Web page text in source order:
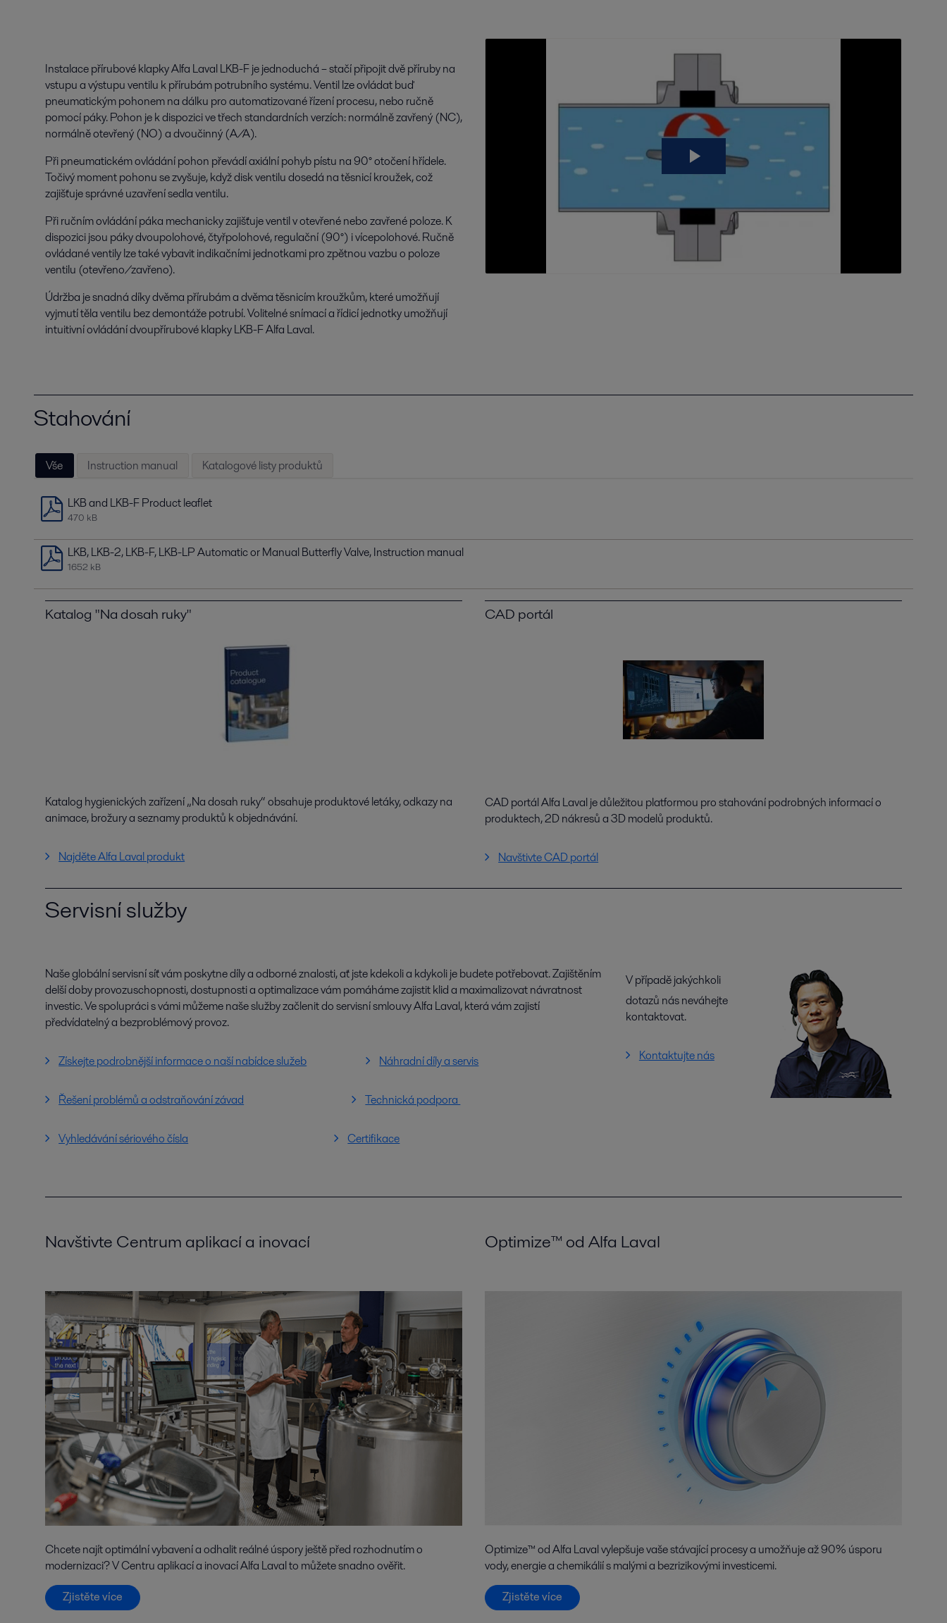
Instalace přírubové klapky Alfa Laval LKB-F je jednoduchá – stačí připojit dvě příruby na
vstupu a výstupu ventilu k přírubám potrubního systému. Ventil lze ovládat buď
pneumatickým pohonem na dálku pro automatizované řízení procesu, nebo ručně
pomocí páky. Pohon je k dispozici ve třech standardních verzích: normálně zavřený (NC),
normálně otevřený (NO) a dvoučinný (A/A).
Při pneumatickém ovládání pohon převádí axiální pohyb pístu na 90° otočení hřídele.
Točivý moment pohonu se zvyšuje, když disk ventilu dosedá na těsnicí kroužek, což
zajišťuje správné uzavření sedla ventilu.
Při ručním ovládání páka mechanicky zajišťuje ventil v otevřené nebo zavřené poloze. K
dispozici jsou páky dvoupolohové, čtyřpolohové, regulační (90°) i vícepolohové. Ručně
ovládané ventily lze také vybavit indikačními jednotkami pro zpětnou vazbu o poloze
ventilu (otevřeno/zavřeno).
Údržba je snadná díky dvěma přírubám a dvěma těsnicím kroužkům, které umožňují
vyjmutí těla ventilu bez demontáže potrubí. Volitelné snímací a řídicí jednotky umožňují
intuitivní ovládání dvoupřírubové klapky LKB-F Alfa Laval.
Stahování
Vše Instruction manual Katalogové listy produktů
LKB and LKB-F Product leaflet
470 kB
LKB, LKB-2, LKB-F, LKB-LP Automatic or Manual Butterfly Valve, Instruction manual
1652 kB
Katalog "Na dosah ruky"
Katalog hygienických zařízení „Na dosah ruky“ obsahuje produktové letáky, odkazy na
animace, brožury a seznamy produktů k objednávání.
Najděte Alfa Laval produkt
CAD portál
CAD portál Alfa Laval je důležitou platformou pro stahování podrobných informací o
produktech, 2D nákresů a 3D modelů produktů.
Navštivte CAD portál
Servisní služby
Naše globální servisní síť vám poskytne díly a odborné znalosti, ať jste kdekoli a kdykoli je budete potřebovat. Zajištěním
delší doby provozuschopnosti, dostupnosti a optimalizace vám pomáháme zajistit klid a maximalizovat návratnost
investic. Ve spolupráci s vámi můžeme naše služby začlenit do servisní smlouvy Alfa Laval, která vám zajistí
předvídatelný a bezproblémový provoz.
Získejte podrobnější informace o naší nabídce služeb Náhradní díly a servis
Řešení problémů a odstraňování závad Technická podpora
Vyhledávání sériového čísla Certifikace
V případě jakýchkoli
dotazů nás neváhejte
kontaktovat.
Kontaktujte nás
Navštivte Centrum aplikací a inovací
Chcete najít optimální vybavení a odhalit reálné úspory ještě před rozhodnutím o
modernizaci? V Centru aplikací a inovací Alfa Laval to můžete snadno ověřit.
Zjistěte více
Optimize™ od Alfa Laval
Optimize™ od Alfa Laval vylepšuje vaše stávající procesy a umožňuje až 90% úsporu
vody, energie a chemikálií s malými a bezrizikovými investicemi.
Zjistěte více